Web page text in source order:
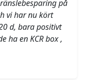
på
vi har nu kört
d, bara positivt
ha en KCR box ,